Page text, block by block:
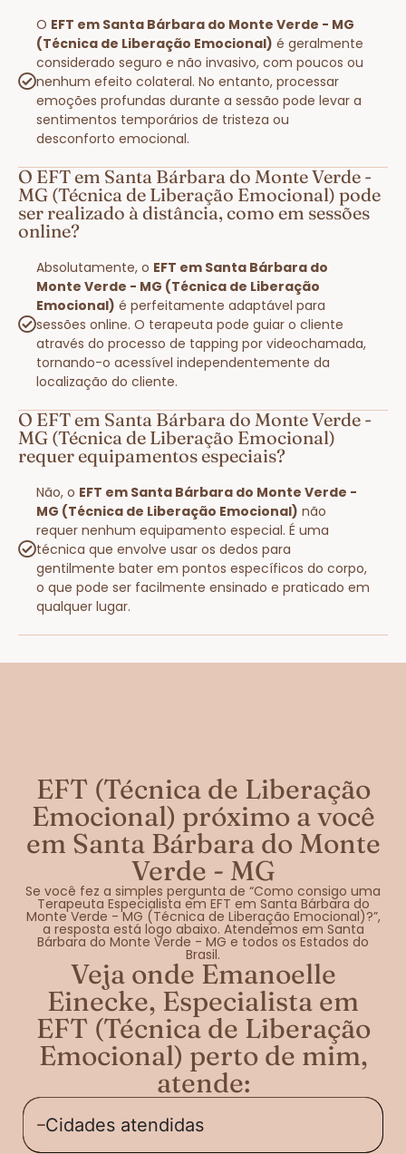
O EFT em Santa Bárbara do Monte Verde - MG
(Técnica de Liberação Emocional) é geralmente
considerado seguro e não invasivo, com poucos ou
nenhum efeito colateral. No entanto, processar
emoções profundas durante a sessão pode levar a
sentimentos temporários de tristeza ou
desconforto emocional.
O EFT em Santa Bárbara do Monte Verde -
MG (Técnica de Liberação Emocional) pode
ser realizado à distância, como em sessões
online?
Absolutamente, o EFT em Santa Bárbara do
Monte Verde - MG (Técnica de Liberação
Emocional) é perfeitamente adaptável para
sessões online. O terapeuta pode guiar o cliente
através do processo de tapping por videochamada,
tornando-o acessível independentemente da
localização do cliente.
O EFT em Santa Bárbara do Monte Verde -
MG (Técnica de Liberação Emocional)
requer equipamentos especiais?
Não, o EFT em Santa Bárbara do Monte Verde -
MG (Técnica de Liberação Emocional) não
requer nenhum equipamento especial. É uma
técnica que envolve usar os dedos para
gentilmente bater em pontos específicos do corpo,
o que pode ser facilmente ensinado e praticado em
qualquer lugar.
EFT (Técnica de Liberação
Emocional) próximo a você
em Santa Bárbara do Monte
Verde - MG
Se você fez a simples pergunta de “Como consigo uma
Terapeuta Especialista em EFT em Santa Bárbara do
Monte Verde - MG (Técnica de Liberação Emocional)?”,
a resposta está logo abaixo. Atendemos em Santa
Bárbara do Monte Verde - MG e todos os Estados do
Brasil.
Veja onde Emanoelle
Einecke, Especialista em
EFT (Técnica de Liberação
Emocional) perto de mim,
atende:
Cidades atendidas